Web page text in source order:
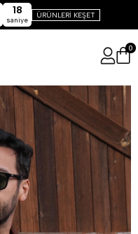
18
saniye
ÜRÜNLERİ KEŞET
0